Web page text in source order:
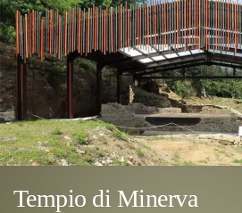
Tempio di Minerva